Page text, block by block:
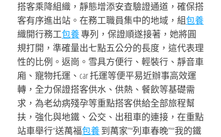
搭客乘降組織，靜態增添安查驗證通道，確保搭
客有序進出站。在務工職員集中的地域，組包養
織開行務工包養專列，保證順遂接著，她將圓
規打開，準確量出七點五公分的長度，這代表理
性的比例。返崗。雪具方便行、輕裝行、靜音車
廂、寵物托運、car 托運等便平易近辦事高效運
轉，全力保證搭客供水、供熱、餐飲等基礎需
求，為老幼病殘孕等重點搭客供給全部旅程幫
扶，強化與地鐵、公交、出租車的連接，在重點
站車舉行“送萬福包養到萬家”“列車春晚”“‘我的鐵